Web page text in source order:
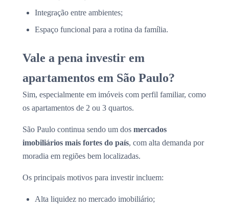
Integração entre ambientes;
Espaço funcional para a rotina da família.
Vale a pena investir em
apartamentos em São Paulo?
Sim, especialmente em imóveis com perfil familiar, como
os apartamentos de 2 ou 3 quartos.
São Paulo continua sendo um dos mercados
imobiliários mais fortes do país, com alta demanda por
moradia em regiões bem localizadas.
Os principais motivos para investir incluem:
Alta liquidez no mercado imobiliário;